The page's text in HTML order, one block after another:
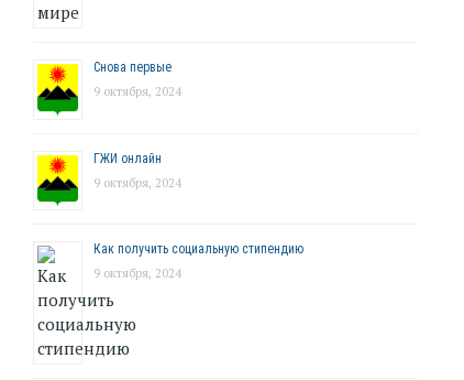
Снова первые
9 октября, 2024
ГЖИ онлайн
9 октября, 2024
Как получить социальную стипендию
9 октября, 2024